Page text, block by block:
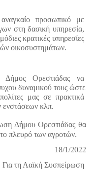
προσωπικό με
στη δασική υπηρεσία,
κρατικές υπηρεσίες
οικοσυστημάτων.
Ορεστιάδας να
δυναμικού τους ώστε
μας σε πρακτικά
ενστάσεων κλπ.
Δήμου Ορεστιάδας θα
πλευρό των αγροτών.
18/1/2022
Για τη Λαϊκή Συσπείρωση